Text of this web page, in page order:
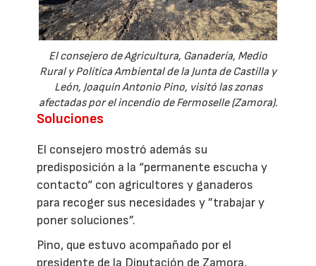
El consejero de Agricultura, Ganadería, Medio
Rural y Política Ambiental de la Junta de Castilla y
León, Joaquín Antonio Pino, visitó las zonas
afectadas por el incendio de Fermoselle (Zamora).
Soluciones
El consejero mostró además su
predisposición a la “permanente escucha y
contacto“ con agricultores y ganaderos
para recoger sus necesidades y ”trabajar y
poner soluciones”.
Pino, que estuvo acompañado por el
presidente de la Diputación de Zamora,